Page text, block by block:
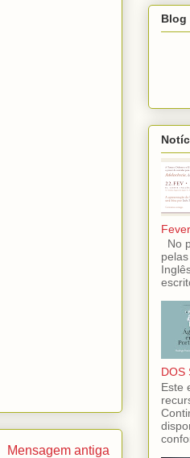
Mensagem antiga
Blog
No
DOS
Este